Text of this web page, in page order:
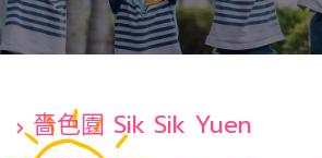
嗇色園 Sik Sik Yuen